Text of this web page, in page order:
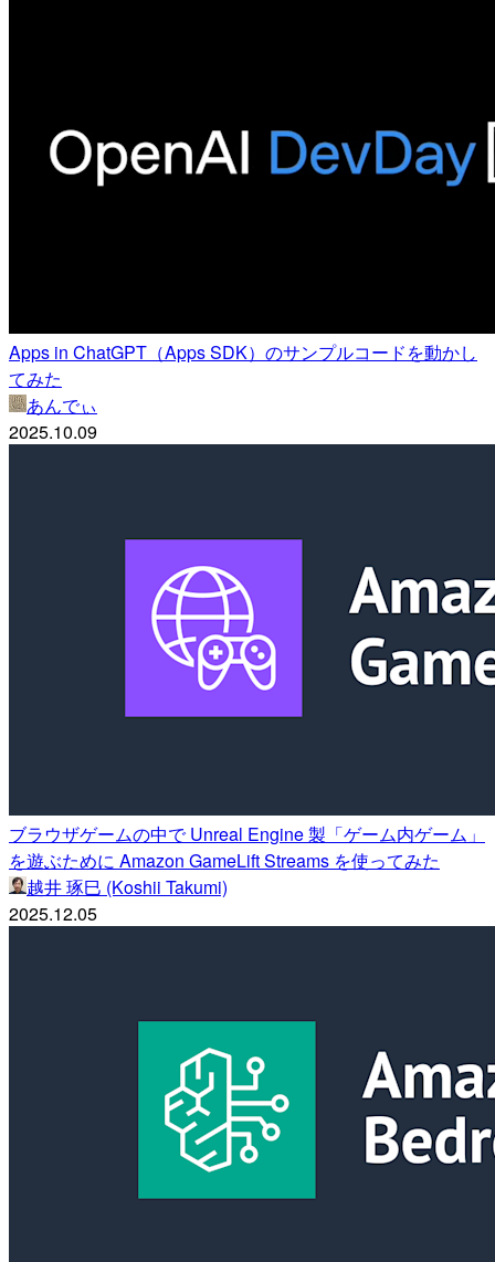
Apps in ChatGPT（Apps SDK）のサンプルコードを動かし
てみた
あんでぃ
2025.10.09
ブラウザゲームの中で Unreal Engine 製「ゲーム内ゲーム」
を遊ぶために Amazon GameLift Streams を使ってみた
越井 琢巳 (Koshii Takumi)
2025.12.05